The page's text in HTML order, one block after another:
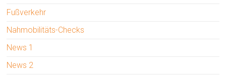
Fußverkehr
Nahmobilitäts-Checks
News 1
News 2